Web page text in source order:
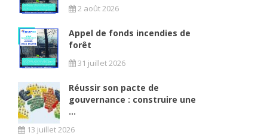
2 août 2026
Appel de fonds incendies de
forêt
31 juillet 2026
Réussir son pacte de
gouvernance : construire une
...
13 juillet 2026